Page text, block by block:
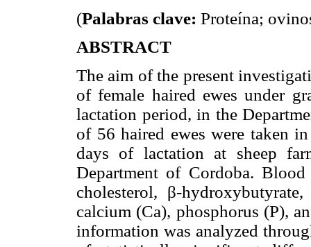
(Palabras clave: Proteína;
ABSTRACT
The aim of the present
of female haired ewes under
lactation period, in the
of 56 haired ewes were taken
days of lactation at sheep
Department of Cordoba.
cholesterol, β-
calcium (Ca), phosphorus (P),
information was analyzed